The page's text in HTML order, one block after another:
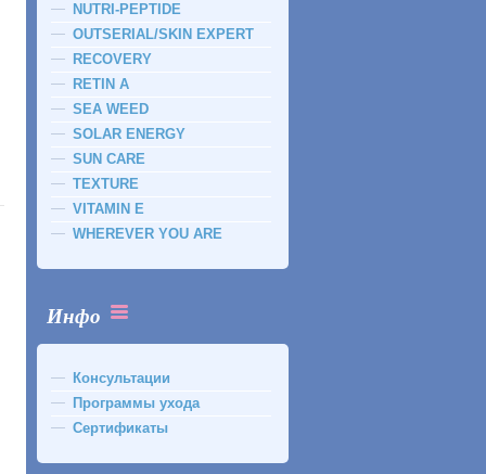
NUTRI-PEPTIDE
OUTSERIAL/SKIN EXPERT
RECOVERY
RETIN A
SEA WEED
SOLAR ENERGY
SUN CARE
TEXTURE
VITAMIN E
WHEREVER YOU ARE
Инфо
Консультации
Программы ухода
Сертификаты